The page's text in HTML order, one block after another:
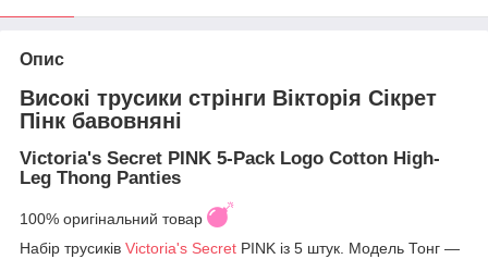
Опис
Високі трусики стрінги Вікторія Сікрет
Пінк бавовняні
Victoria's Secret PINK 5-Pack Logo Cotton High-
Leg Thong Panties
100% оригінальний товар
Набір трусиків Victoria's Secret PINK із 5 штук. Модель Тонг —